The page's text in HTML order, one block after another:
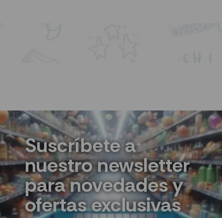
Suscríbete a
nuestro newsletter
para novedades y
ofertas exclusivas